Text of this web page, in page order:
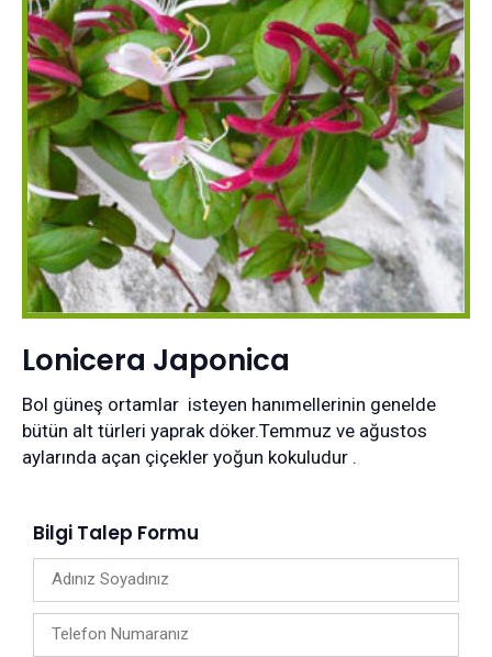
Lonicera Japonica
Bol güneş ortamlar isteyen hanımellerinin genelde
bütün alt türleri yaprak döker.Temmuz ve ağustos
aylarında açan çiçekler yoğun kokuludur .
Bilgi Talep Formu